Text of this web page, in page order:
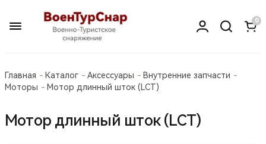
0
Главная Каталог Аксессуары
Внутренние запчасти
Моторы
Мотор длинный шток (LCT)
Мотор длинный шток (LCT)